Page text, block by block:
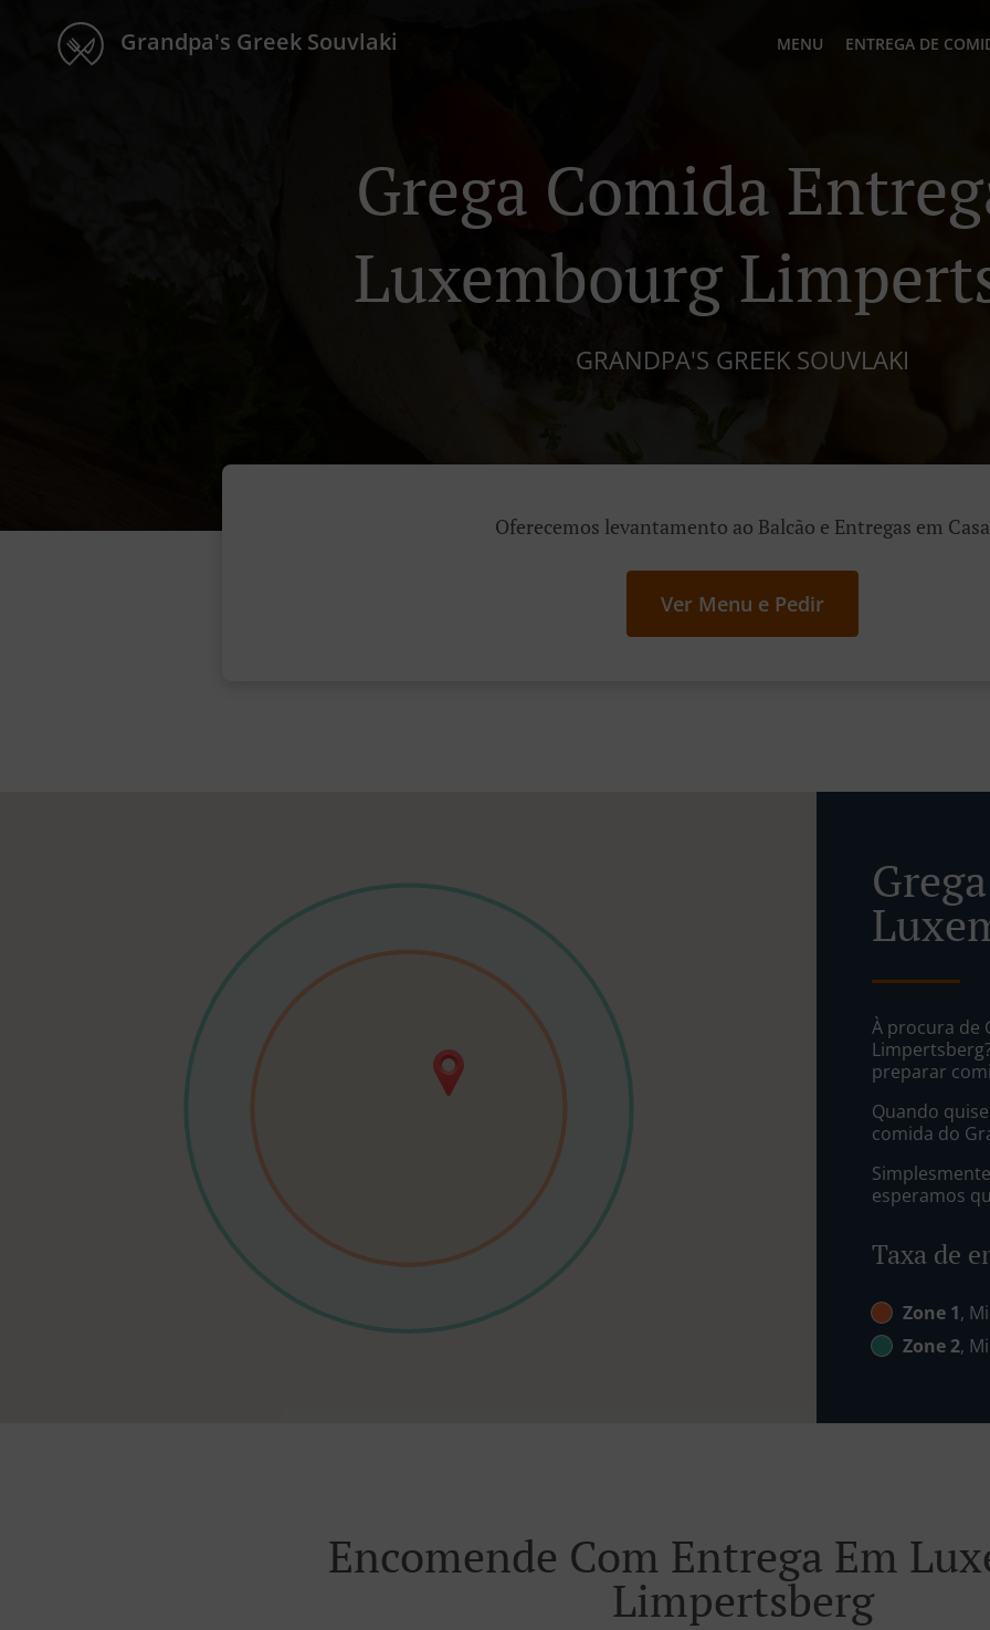
Grandpa's Greek Souvlaki MENU ENTREGA DE
Grega Comida
Luxembourg
GRANDPA'S GREEK SOUVLAKI
Oferecemos levantamento ao Balcão e Entregas em Casa
Ver Menu e Pedir
À procura de
preparar
Quando
comida do
esperamos
Taxa de
Zone 1,
Zone 2,
Encomende Com Entrega Em
Limpertsberg